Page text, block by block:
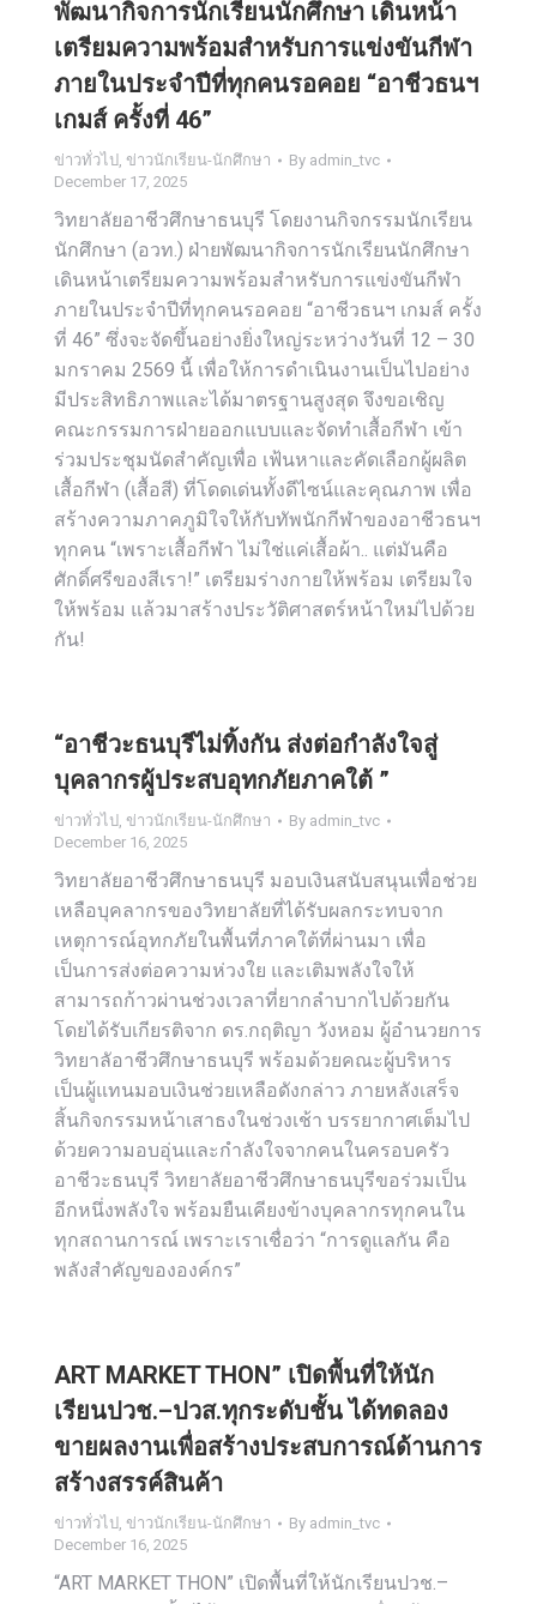
พัฒนากิจการนักเรียนนักศึกษา เดินหน้า
เตรียมความพร้อมสำหรับการแข่งขันกีฬา
ภายในประจำปีที่ทุกคนรอคอย “อาชีวธนฯ
เกมส์ ครั้งที่ 46”
ข่าวทั่วไป, ข่าวนักเรียน-นักศึกษา By admin_tvc
December 17, 2025
วิทยาลัยอาชีวศึกษาธนบุรี โดยงานกิจกรรมนักเรียน
นักศึกษา (อวท.) ฝ่ายพัฒนากิจการนักเรียนนักศึกษา
เดินหน้าเตรียมความพร้อมสำหรับการแข่งขันกีฬา
ภายในประจำปีที่ทุกคนรอคอย “อาชีวธนฯ เกมส์ ครั้ง
ที่ 46” ซึ่งจะจัดขึ้นอย่างยิ่งใหญ่ระหว่างวันที่ 12 – 30
มกราคม 2569 นี้ เพื่อให้การดำเนินงานเป็นไปอย่าง
มีประสิทธิภาพและได้มาตรฐานสูงสุด จึงขอเชิญ
คณะกรรมการฝ่ายออกแบบและจัดทำเสื้อกีฬา เข้า
ร่วมประชุมนัดสำคัญเพื่อ เฟ้นหาและคัดเลือกผู้ผลิต
เสื้อกีฬา (เสื้อสี) ที่โดดเด่นทั้งดีไซน์และคุณภาพ เพื่อ
สร้างความภาคภูมิใจให้กับทัพนักกีฬาของอาชีวธนฯ
ทุกคน “เพราะเสื้อกีฬา ไม่ใช่แค่เสื้อผ้า.. แต่มันคือ
ศักดิ์ศรีของสีเรา!” เตรียมร่างกายให้พร้อม เตรียมใจ
ให้พร้อม แล้วมาสร้างประวัติศาสตร์หน้าใหม่ไปด้วย
กัน!
“อาชีวะธนบุรีไม่ทิ้งกัน ส่งต่อกำลังใจสู่
บุคลากรผู้ประสบอุทกภัยภาคใต้ ”
ข่าวทั่วไป, ข่าวนักเรียน-นักศึกษา By admin_tvc
December 16, 2025
วิทยาลัยอาชีวศึกษาธนบุรี มอบเงินสนับสนุนเพื่อช่วย
เหลือบุคลากรของวิทยาลัยที่ได้รับผลกระทบจาก
เหตุการณ์อุทกภัยในพื้นที่ภาคใต้ที่ผ่านมา เพื่อ
เป็นการส่งต่อความห่วงใย และเติมพลังใจให้
สามารถก้าวผ่านช่วงเวลาที่ยากลำบากไปด้วยกัน
โดยได้รับเกียรติจาก ดร.กฤติญา วังหอม ผู้อำนวยการ
วิทยาลัอาชีวศึกษาธนบุรี พร้อมด้วยคณะผู้บริหาร
เป็นผู้แทนมอบเงินช่วยเหลือดังกล่าว ภายหลังเสร็จ
สิ้นกิจกรรมหน้าเสาธงในช่วงเช้า บรรยากาศเต็มไป
ด้วยความอบอุ่นและกำลังใจจากคนในครอบครัว
อาชีวะธนบุรี วิทยาลัยอาชีวศึกษาธนบุรีขอร่วมเป็น
อีกหนึ่งพลังใจ พร้อมยืนเคียงข้างบุคลากรทุกคนใน
ทุกสถานการณ์ เพราะเราเชื่อว่า “การดูแลกัน คือ
พลังสำคัญขององค์กร”
ART MARKET THON” เปิดพื้นที่ให้นัก
เรียนปวช.–ปวส.ทุกระดับชั้น ได้ทดลอง
ขายผลงานเพื่อสร้างประสบการณ์ด้านการ
สร้างสรรค์สินค้า
ข่าวทั่วไป, ข่าวนักเรียน-นักศึกษา By admin_tvc
December 16, 2025
“ART MARKET THON” เปิดพื้นที่ให้นักเรียนปวช.–